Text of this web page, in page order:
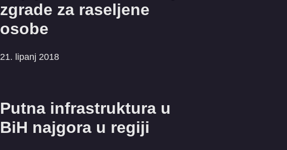
zgrade za raseljene
osobe
21. lipanj 2018
Putna infrastruktura u
BiH najgora u regiji